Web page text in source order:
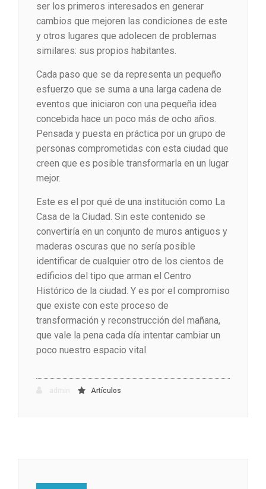
ser los primeros interesados en generar
cambios que mejoren las condiciones de este
y otros lugares que adolecen de problemas
similares: sus propios habitantes.
Cada paso que se da representa un pequeño
esfuerzo que se suma a una larga cadena de
eventos que iniciaron con una pequeña idea
concebida hace un poco más de ocho años.
Pensada y puesta en práctica por un grupo de
personas comprometidas con esta ciudad que
creen que es posible transformarla en un lugar
mejor.
Este es el por qué de una institución como La
Casa de la Ciudad. Sin este contenido se
convertiría en un conjunto de muros antiguos y
maderas oscuras que no sería posible
identificar de cualquier otro de los cientos de
edificios del tipo que arman el Centro
Histórico de la ciudad. Y es por el compromiso
que existe con este proceso de
transformación y reconstrucción del mañana,
que vale la pena cada día intentar cambiar un
poco nuestro espacio vital.
Artículos